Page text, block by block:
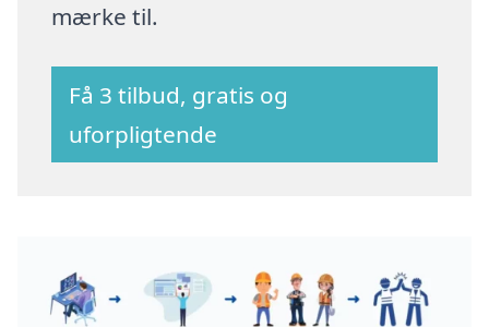
mærke til.
Få 3 tilbud, gratis og
uforpligtende